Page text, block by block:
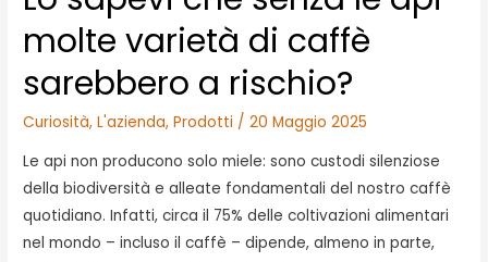
molte varietà di caffè
sarebbero a rischio?
Curiosità,L'azienda,Prodotti /20 Maggio 2025
Le api non producono solo miele: sono custodi silenziose
della biodiversità e alleate fondamentali del nostro caffè
quotidiano. Infatti, circa il 75% delle coltivazioni alimentari
nel mondo – incluso il caffè – dipende, almeno in parte,